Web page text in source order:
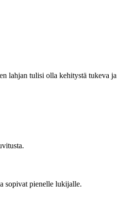
lahjan tulisi olla kehitystä tukeva ja
sopivat pienelle lukijalle.